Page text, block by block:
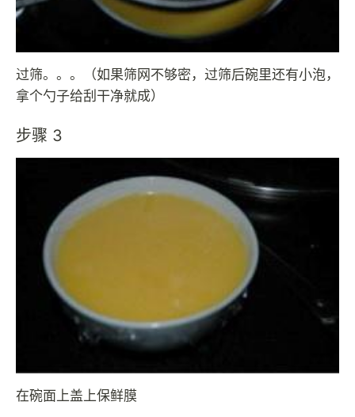
过筛。。。（如果筛网不够密，过筛后碗里还有小泡，
拿个勺子给刮干净就成）
步骤 3
在碗面上盖上保鲜膜